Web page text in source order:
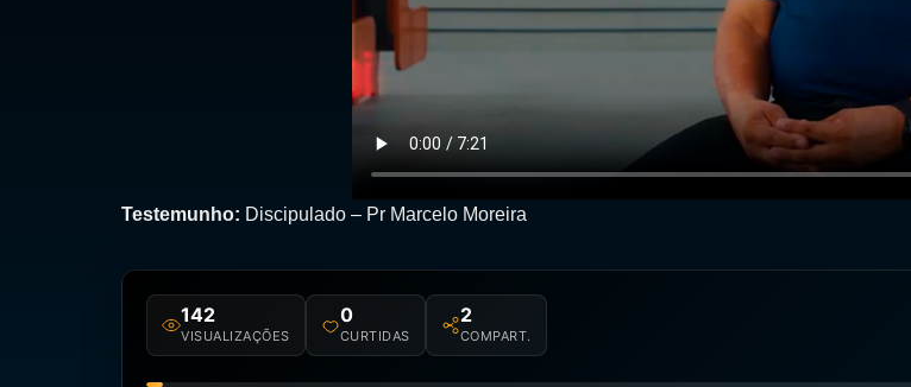
Testemunho: Discipulado – Pr Marcelo Moreira
142
VISUALIZAÇÕES
0
CURTIDAS
2
COMPART.